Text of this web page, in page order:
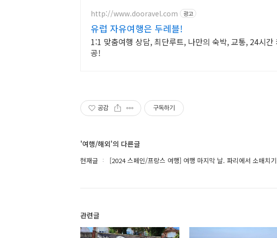
http://www.dooravel.com 광고
유럽 자유여행은 두레블!
1:1 맞춤여행 상담, 최단루트, 나만의 숙박, 교통, 24시간
공!
공감 구독하기
'여행/해외'의 다른글
현재글 [2024 스페인/프랑스 여행] 여행 마지막 날. 파리에서 소매치기
관련글